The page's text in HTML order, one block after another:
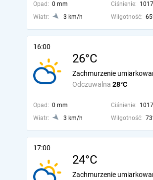
Opad: 0 mm Ciśnienie:
Wiatr:
3 km/h Wilgotność:
16:00
26°C
Odczuwalna 28°C
Zachmurzenie
Opad: 0 mm Ciśnienie:
Wiatr:
3 km/h Wilgotność:
17:00
24°C
Zachmurzenie